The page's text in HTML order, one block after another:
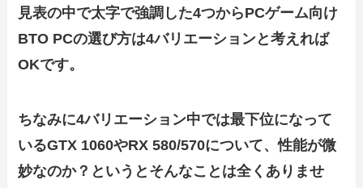
見表の中で太字で強調した4つからPCゲーム向け
BTO PCの選び方は4バリエーションと考えれば
OKです。
ちなみに4バリエーション中では最下位になって
いるGTX 1060やRX 580/570について、性能が微
妙なのか？というとそんなことは全くありませ